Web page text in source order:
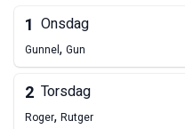
1 Onsdag
Gunnel, Gun
2 Torsdag
Roger, Rutger